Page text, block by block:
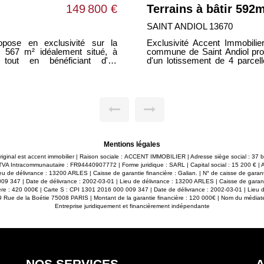
177 600 €
dernier terrain à bâtir sur la
est issu
allant de 515m² à
Saint Andiol offre un
des Grands Axes :
commune permet un accès
Ne manquez pas cette
sur mesure dans un cadre
plus d'informations et pour
CABANNES 13440
Accent Immobilier vous
situé au sein de la zone
offre de nombreux atouts
utilitaires - Accès à
de stockage. Une opportunité rare sur un secteur dynamique, bénéficiant
d'une situation stratégique et
renseignement
maintenant Accent Immobilier.
Mentions légales
est accent immobilier | Raison sociale : ACCENT IMMOBILIER | Adresse siège social :
Intracommunautaire : FR94440907772 | Forme juridique : SARL | Capital social : 15 200 € |
délivrance : 13200 ARLES | Caisse de garantie financière : Galian. | N° de caisse de
347 | Date de délivrance : 2002-03-01 | Lieu de délivrance : 13200 ARLES | Caisse de
: 420 000€ | Carte S : CPI 1301 2016 000 009 347 | Date de délivrance : 2002-03-01 | Lieu
de la Boétie 75008 PARIS | Montant de la garantie financière : 120 000€ | Nom du
Entreprise juridiquement et financièrement indépendante